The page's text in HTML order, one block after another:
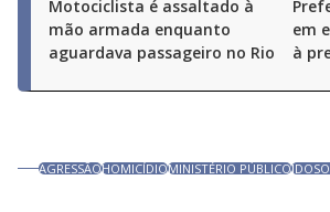
Motociclista é assaltado à
mão armada enquanto
aguardava passageiro no Rio
em
à
AGRESSÃOHOMICÍDIOMINISTÉRIO PÚBLICO